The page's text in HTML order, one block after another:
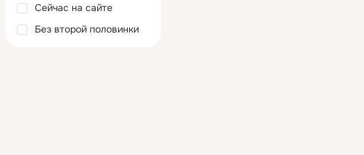
Сейчас на сайте
Без второй половинки